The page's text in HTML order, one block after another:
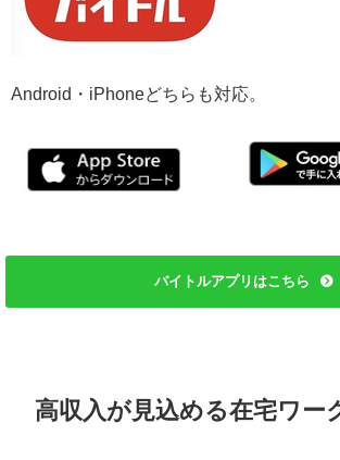
Android・iPhoneどちらも対応。
バイトルアプリはこちら
高収入が見込める在宅ワー